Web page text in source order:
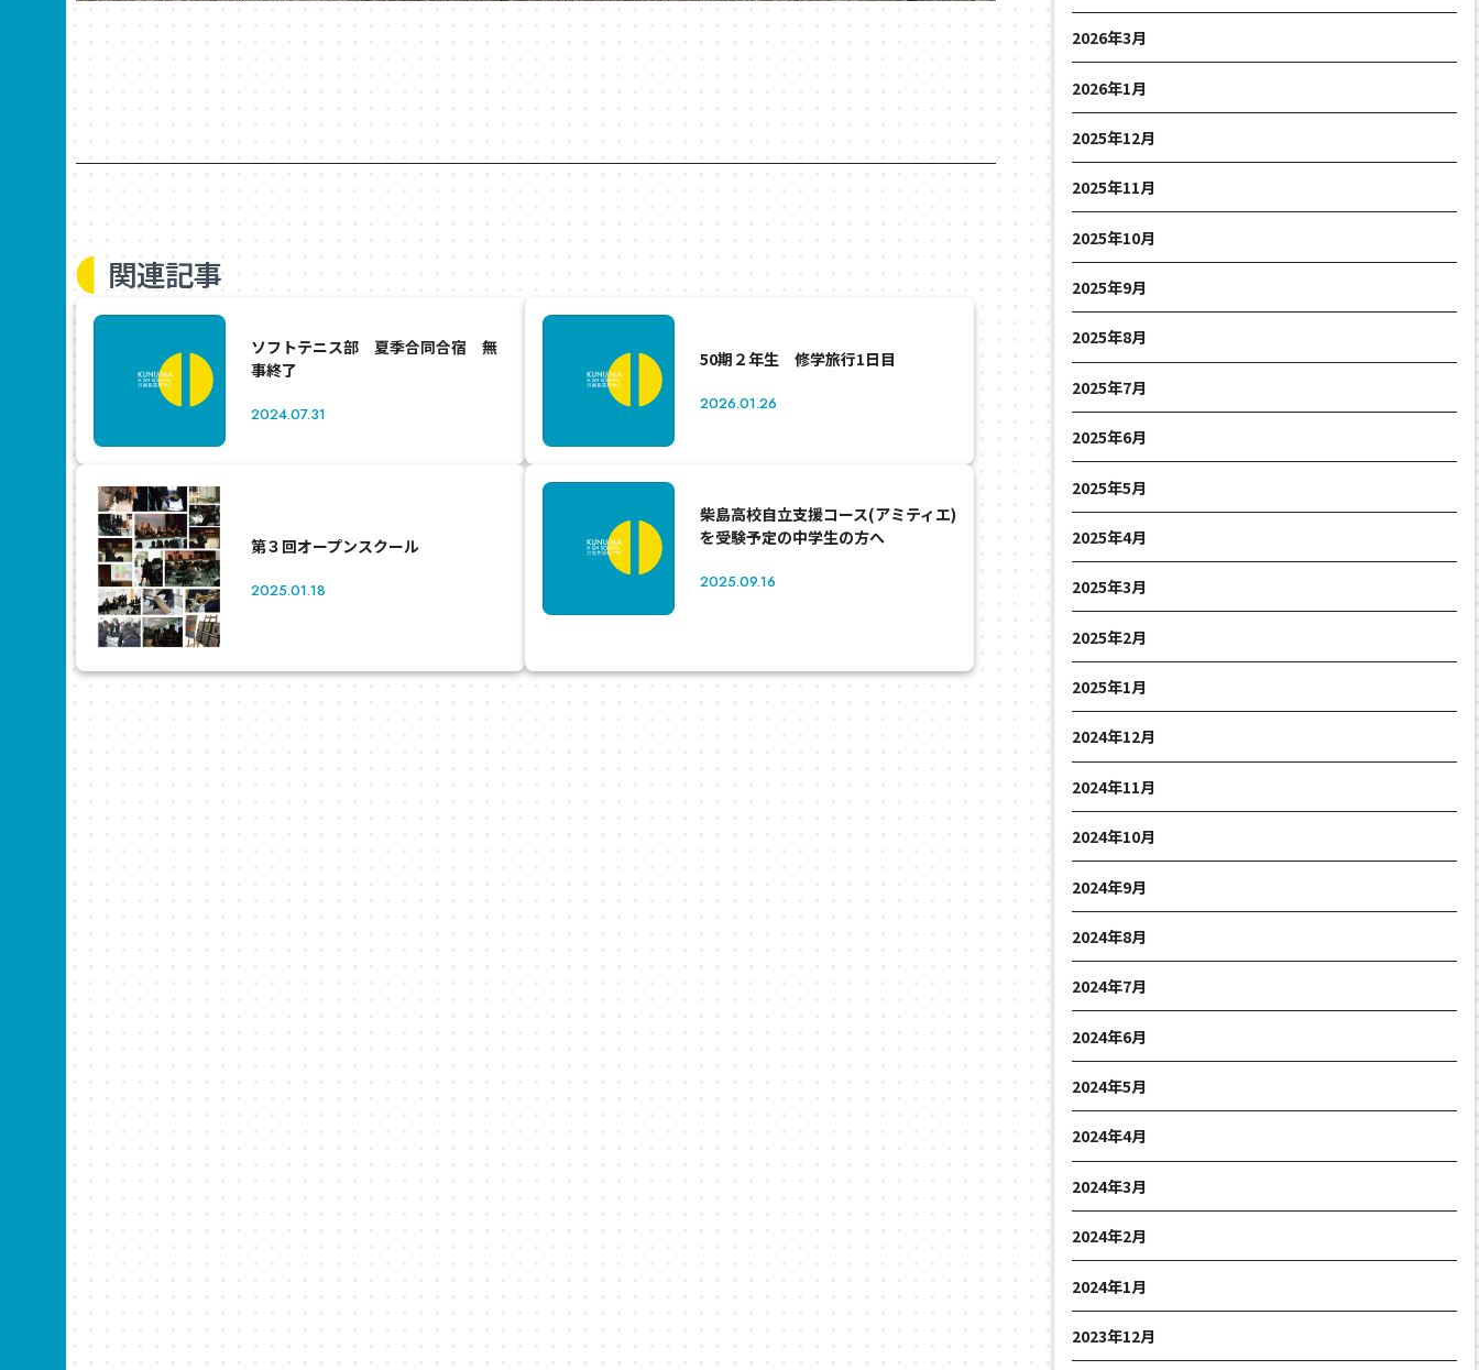
関連記事
ソフトテニス部 夏季合同合宿 無
事終了
2024.07.31
50期２年生 修学旅行1日目
2026.01.26
第３回オープンスクール
2025.01.18
柴島高校自立支援コース(アミティエ)
を受験予定の中学生の方へ
2025.09.16
2026年3月
2026年1月
2025年12月
2025年11月
2025年10月
2025年9月
2025年8月
2025年7月
2025年6月
2025年5月
2025年4月
2025年3月
2025年2月
2025年1月
2024年12月
2024年11月
2024年10月
2024年9月
2024年8月
2024年7月
2024年6月
2024年5月
2024年4月
2024年3月
2024年2月
2024年1月
2023年12月